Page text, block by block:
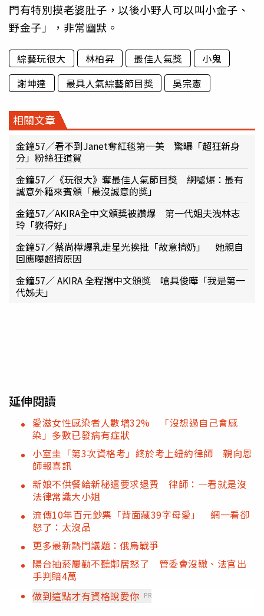
門有特別摸老婆肚子，以後小野人可以叫小金子、
野金子」，非常幽默。
綜藝玩很大 林柏昇 最佳人氣獎
小鬼
謝坤達
最具人氣綜藝節目獎 吳宗憲
相關文章
金鐘57／看不到Janet奪紅毯第一美 驚曝「超狂新身
分」粉絲狂道賀
金鐘57／《玩很大》奪最佳人氣節目獎 網噓爆：最有
誠意外籍來賓頒「最沒誠意的獎」
金鐘57／AKIRA全中文頒獎被讚爆 第一代姐夫洩林志
玲「教得好」
金鐘57／蔡尚樺爆乳走星光挨批「故意擠奶」 她親自
回應曝超擠原因
金鐘57／ AKIRA 全程撂中文頒獎 嗆具俊曄「我是第一
代姊夫」
延伸閱讀
愛滋女性感染者人數增32% 「沒想過自己會感
染」多數已發病有症狀
小室圭「第3次資格考」終於考上紐約律師 親向恩
師報喜訊
新娘不供餐給新秘還要求退費 律師：一看就是沒
法律常識大小姐
流傳10年百元鈔票「背面藏39字母愛」 網一看卻
怒了：太沒品
更多最新熱門議題：俄烏戰爭
陽台抽菸屢勸不聽鄰居怒了 管委會沒轍、法官出
手判賠4萬
做到這點才有資格說愛你 PR